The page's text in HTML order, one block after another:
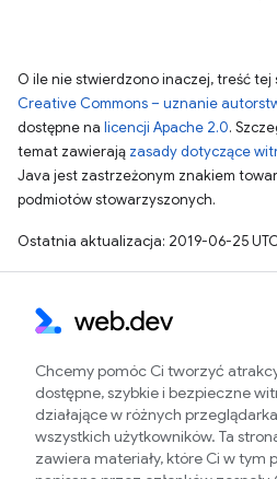
O ile nie stwierdzono inaczej, treść tej
Creative Commons – uznanie
dostępne na licencji Apache 2.0.
temat zawierają zasady dotyczące
Java jest zastrzeżonym znakiem
podmiotów stowarzyszonych.
Ostatnia aktualizacja: 2019-06-25
Chcemy pomóc Ci tworzyć
dostępne, szybkie i bezpieczne
działające w różnych
wszystkich użytkowników. Ta
zawiera materiały, które Ci w tym